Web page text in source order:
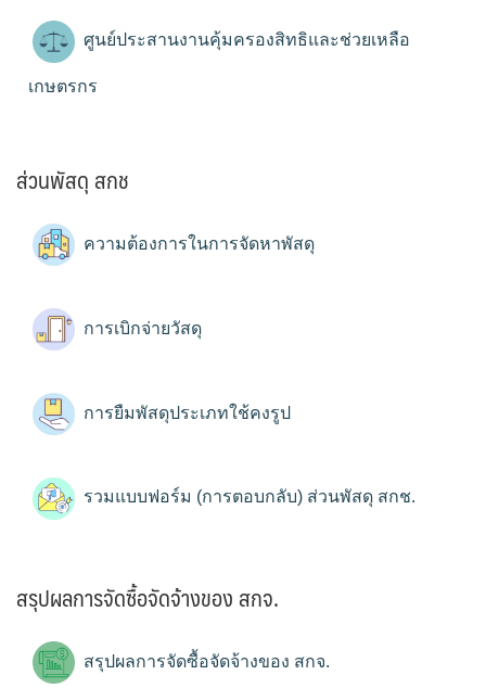
ศูนย์ประสานงานคุ้มครองสิทธิและช่วยเหลือ
เกษตรกร
ส่วนพัสดุ สกช
ความต้องการในการจัดหาพัสดุ
การเบิกจ่ายวัสดุ
การยืมพัสดุประเภทใช้คงรูป
รวมแบบฟอร์ม (การตอบกลับ) ส่วนพัสดุ สกช.
สรุปผลการจัดซื้อจัดจ้างของ สกจ.
สรุปผลการจัดซื้อจัดจ้างของ สกจ.